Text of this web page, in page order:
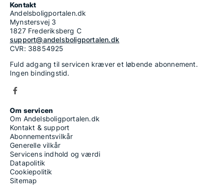
Kontakt
Andelsboligportalen.dk
Mynstersvej 3
1827 Frederiksberg C
support@andelsboligportalen.dk
CVR: 38854925
Fuld adgang til servicen kræver et løbende abonnement.
Ingen bindingstid.
Om servicen
Om Andelsboligportalen.dk
Kontakt & support
Abonnementsvilkår
Generelle vilkår
Servicens indhold og værdi
Datapolitik
Cookiepolitik
Sitemap